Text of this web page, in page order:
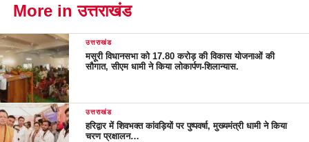
More in उत्तराखंड
उत्तराखंड
मसूरी विधानसभा को 17.80 करोड़ की विकास योजनाओं की
सौगात, सीएम धामी ने किया लोकार्पण-शिलान्यास.
उत्तराखंड
हरिद्वार में शिवभक्त कांवड़ियों पर पुष्पवर्षा, मुख्यमंत्री धामी ने किया
चरण प्रक्षालन…